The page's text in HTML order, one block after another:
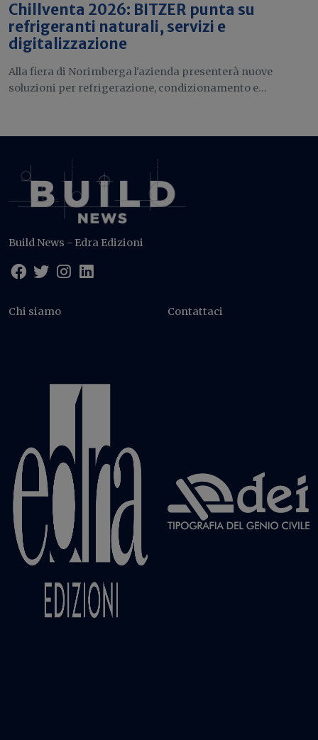
Chillventa 2026: BITZER punta su
refrigeranti naturali, servizi e
digitalizzazione
Alla fiera di Norimberga l'azienda presenterà nuove
soluzioni per refrigerazione, condizionamento e...
Build News - Edra Edizioni
Chi siamo Contattaci